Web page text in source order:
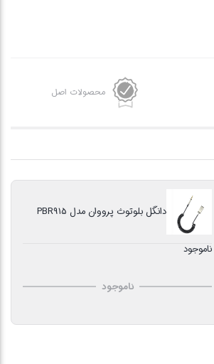
محصولات اصل
دانگل بلوتوث پرووان مدل PBR915
ناموجود
ناموجود